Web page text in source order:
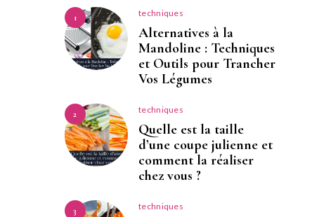
1 techniques
Alternatives à la
Mandoline : Techniques
et Outils pour Trancher
Vos Légumes
2 techniques
Quelle est la taille
d’une coupe julienne et
comment la réaliser
chez vous ?
3 techniques